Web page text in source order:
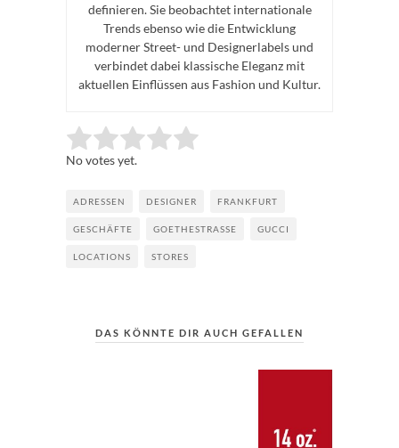
definieren. Sie beobachtet internationale
Trends ebenso wie die Entwicklung
moderner Street- und Designerlabels und
verbindet dabei klassische Eleganz mit
aktuellen Einflüssen aus Fashion und Kultur.
Rate this item: Submit Rating
No votes yet.
ADRESSEN DESIGNER FRANKFURT
GESCHÄFTE GOETHESTRASSE GUCCI
LOCATIONS STORES
DAS KÖNNTE DIR AUCH GEFALLEN